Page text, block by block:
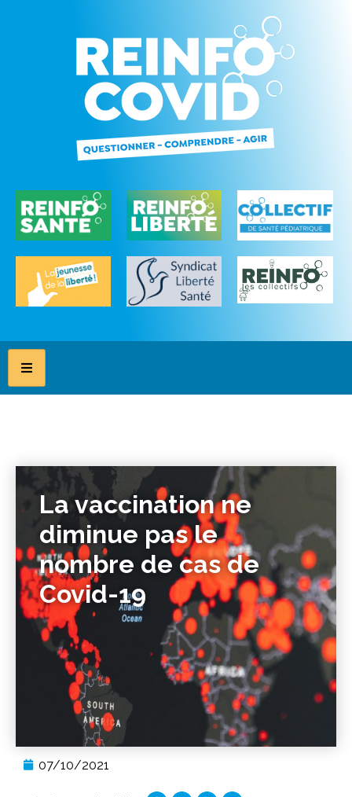
La vaccination ne
diminue pas le
nombre de cas de
Covid-19
07/10/2021